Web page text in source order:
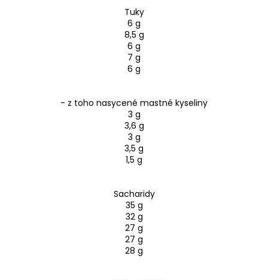
Tuky
6 g
8,5 g
6 g
7 g
6 g
- z toho nasycené mastné kyseliny
3 g
3,6 g
3 g
3,5 g
1,5 g
Sacharidy
35 g
32 g
27 g
27 g
28 g